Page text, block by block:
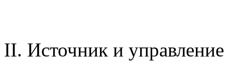
II. Источник и